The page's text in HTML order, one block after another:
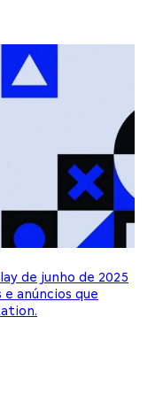
de junho de 2025
anúncios que